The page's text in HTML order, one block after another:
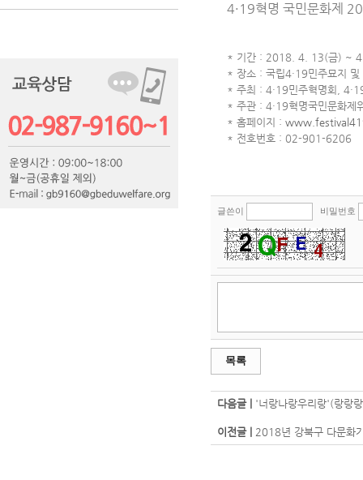
4·19혁명 국민문화제
* 기간 : 2018. 4. 13(금) ~
* 장소 : 국립4·19민주묘지 및
* 주최 : 4·19민주혁명회,
* 주관 : 4·19혁명국민문화제
* 홈페이지 :
* 전호번호 : 02-901-6206
글쓴이 비밀번호
목록
다음글 | '너랑나랑우리랑'(랑랑
이전글 | 2018년 강북구 다문화